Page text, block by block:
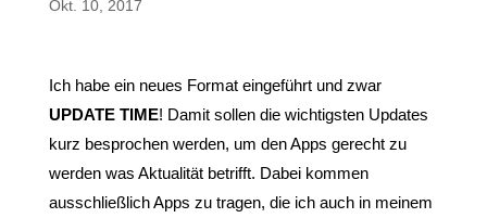
Okt. 10, 2017
Ich habe ein neues Format eingeführt und zwar
UPDATE TIME! Damit sollen die wichtigsten Updates
kurz besprochen werden, um den Apps gerecht zu
werden was Aktualität betrifft. Dabei kommen
ausschließlich Apps zu tragen, die ich auch in meinem